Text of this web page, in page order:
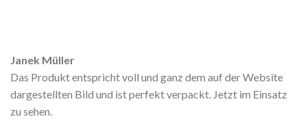
Janek Müller
Das Produkt entspricht voll und ganz dem auf der Website
dargestellten Bild und ist perfekt verpackt. Jetzt im Einsatz
zu sehen.